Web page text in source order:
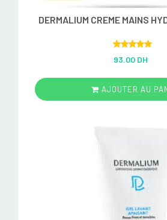
DERMALIUM CREME MAINS
out of 5
93.00 DH
AJOUTER AU